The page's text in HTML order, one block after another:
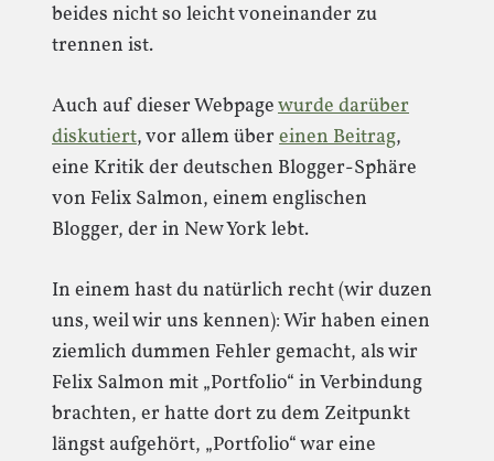
beides nicht so leicht voneinander zu
trennen ist.
Auch auf dieser Webpagewurde darüber
diskutiert, vor allem über einen Beitrag,
eine Kritik der deutschen Blogger-Sphäre
von Felix Salmon, einem englischen
Blogger, der in New York lebt.
In einem hast du natürlich recht (wir duzen
uns, weil wir uns kennen): Wir haben einen
ziemlich dummen Fehler gemacht, als wir
Felix Salmon mit „Portfolio“ in Verbindung
brachten, er hatte dort zu dem Zeitpunkt
längst aufgehört, „Portfolio“ war eine